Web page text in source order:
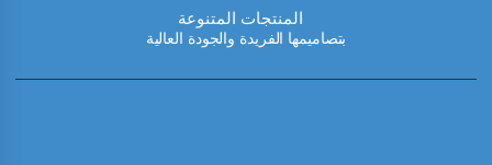
المنتجات المتنوعة
بتصاميمها الفريدة والجودة العالية